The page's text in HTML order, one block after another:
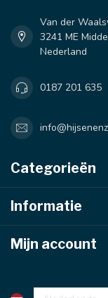
Van der
3241 ME
Nederland
0187 201 635
Categorieën
Informatie
Mijn account